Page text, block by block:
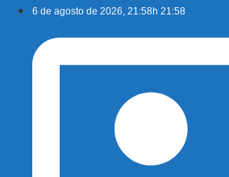
conteúdo
6 de agosto de 2026, 21:58h 21:58